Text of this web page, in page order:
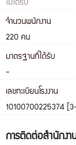
ไม่ได้รับ
จำนวนพนักงาน
220 คน
มาตรฐานที่ได้รับ
-
เลขทะเบียนโรงงาน
10100700225374
การติดต่อสำนักงา